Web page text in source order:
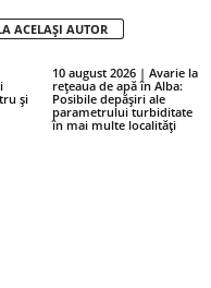
ACELAȘI AUTOR
și
10 august 2026 | Avarie la
rețeaua de apă în Alba:
Posibile depășiri ale
parametrului turbiditate
în mai multe localități